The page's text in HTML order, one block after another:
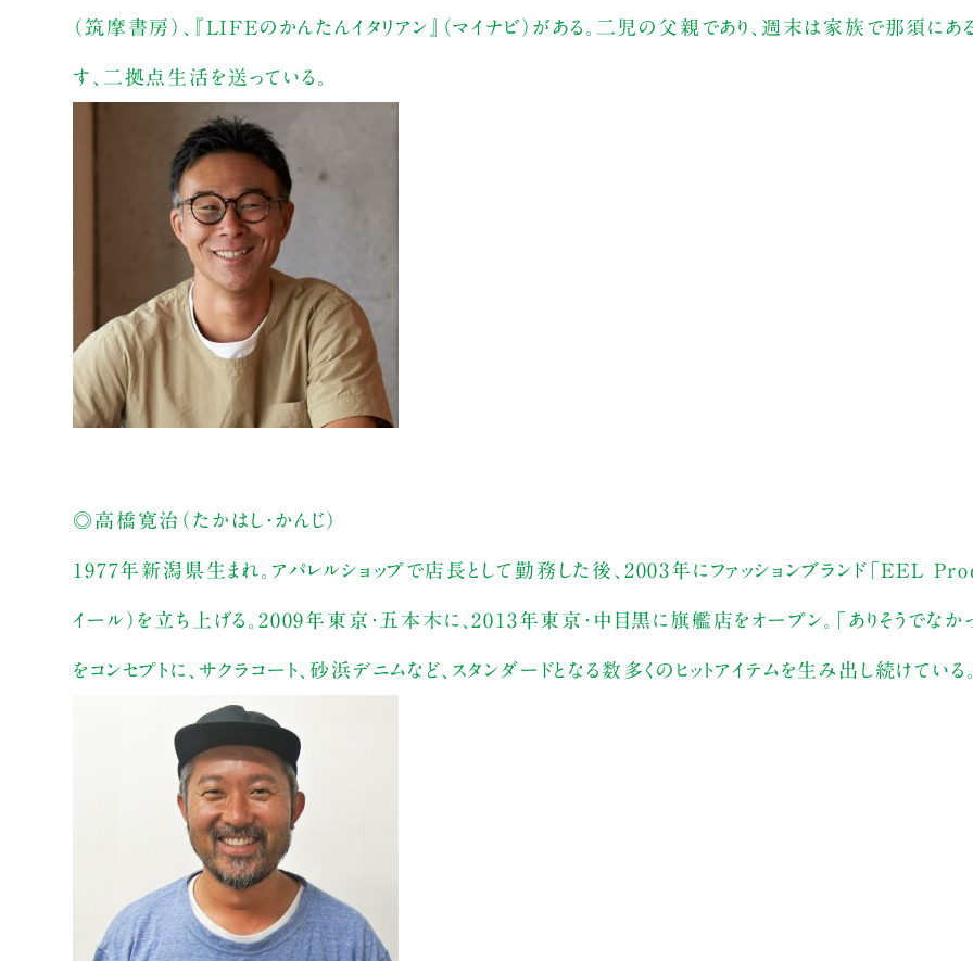
（筑摩書房）、『LIFEのかんたんイタリアン』（マイナビ）がある。二児の父親であり、週末は家族で那須に
す、二拠点生活を送っている。
◎高橋寛治（たかはし・かんじ）
1977年新潟県生まれ。アパレルショップで店長として勤務した後、2003年にファッションブランド「EEL
イール）を立ち上げる。2009年東京・五本木に、2013年東京・中目黒に旗艦店をオープン。「ありそうでなか
をコンセプトに、サクラコート、砂浜デニムなど、スタンダードとなる数多くのヒットアイテムを生み出し続けている。